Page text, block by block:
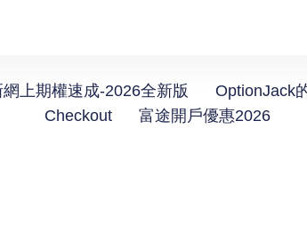
上期權速成-2026全新版 OptionJack
Checkout
富途開戶優惠2026